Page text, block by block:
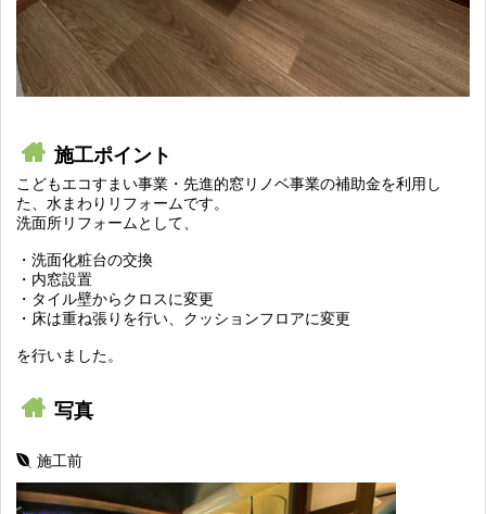
施工ポイント
こどもエコすまい事業・先進的窓リノベ事業の補助金を利用し
た、水まわりリフォームです。
洗面所リフォームとして、
・洗面化粧台の交換
・内窓設置
・タイル壁からクロスに変更
・床は重ね張りを行い、クッションフロアに変更
を行いました。
写真
施工前